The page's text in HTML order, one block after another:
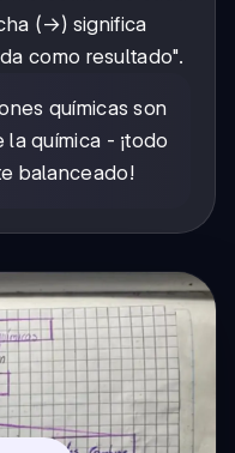
(→) significa
como resultado".
químicas son
química - ¡todo
balanceado!